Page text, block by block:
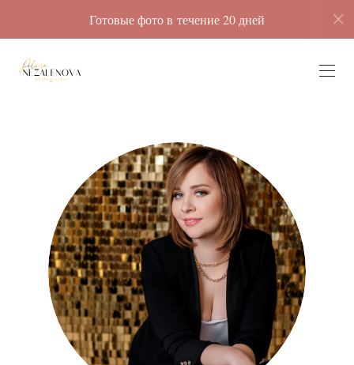
Готовые фото в течение 20 дней